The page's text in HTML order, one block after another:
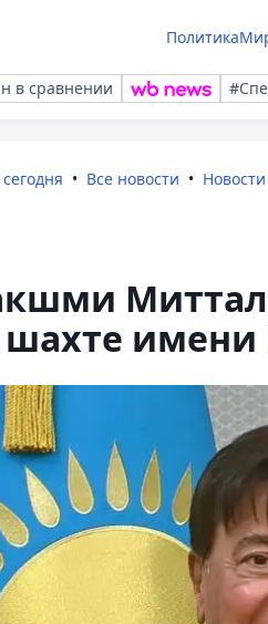
Политика
в сравнении
Все новости
имени